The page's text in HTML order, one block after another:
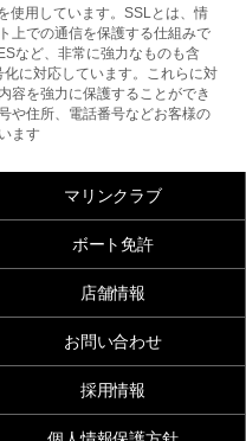
使用しています。SSLとは、情
上での通信を保護する仕組みで
など、非常に強力なものも含
に対応しています。これらに対
容を強力に保護することができ
や住所、電話番号などお客様の
ます
マリンクラブ
ボート免許
店舗情報
お問い合わせ
採用情報